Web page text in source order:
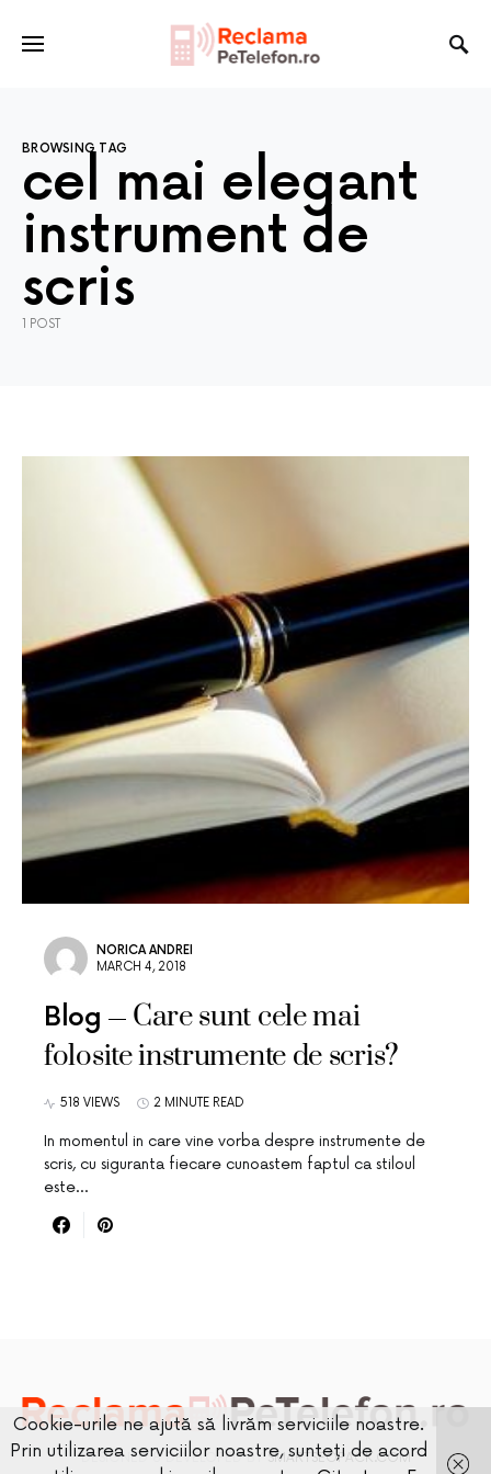
BROWSING TAG
cel mai elegant
instrument de
scris
1 POST
NORICA ANDREI
MARCH 4, 2018
Blog
Care sunt cele mai
folosite instrumente de scris?
518 VIEWS 2 MINUTE READ
In momentul in care vine vorba despre instrumente de
scris, cu siguranta fiecare cunoastem faptul ca stiloul
este…
DESIGNED & DEVELOPED BY SMARTSEOPACK.COM
Cookie-urile ne ajută să livrăm serviciile noastre.
Prin utilizarea serviciilor noastre, sunteți de acord